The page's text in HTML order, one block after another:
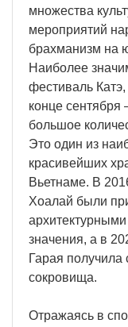
множества
мероприятий
брахманизм на
Наиболее
фестиваль
конце сентября
большое
Это один из
красивейших
Вьетнаме. В
Хоалай были
значения, а в
Гарая получила
сокровища.
Отражаясь в